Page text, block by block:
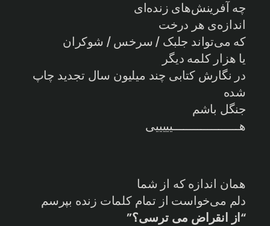
چه آفرینش‌های زنده‌ای
اندازه‌ی هر درخت
که می‌تواند جلبک / سرخس / شوکران
یا هزار کلمه دیگر
در نگارش کتابی چند میلیون سال تجدید چاپ
شده
جنگل باشم
هـــــــــــــــــــیییییی
همان اندازه که از شما
دلم می‌خواست از تمام کلمات زنده بپرسم
“از انقراض می ترسی؟”